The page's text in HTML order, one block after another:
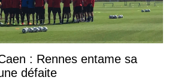
: Rennes entame sa
défaite